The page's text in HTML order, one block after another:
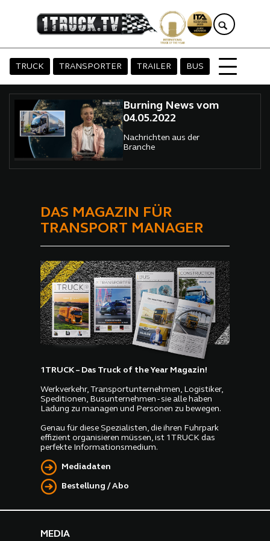
TRUCK TRANSPORTER TRAILER BUS
Burning News vom
04.05.2022
Nachrichten aus der
Branche
DAS MAGAZIN FÜR
TRANSPORT MANAGER
1TRUCK – Das Truck of the Year Magazin!
Werkverkehr, Transportunternehmen, Logistiker,
Speditionen, Busunternehmen - sie alle haben
Ladung zu managen und Personen zu bewegen.
Genau für diese Spezialisten, die ihren Fuhrpark
effizient organisieren müssen, ist 1TRUCK das
perfekte Informationsmedium.
Mediadaten
Bestellung / Abo
MEDIA